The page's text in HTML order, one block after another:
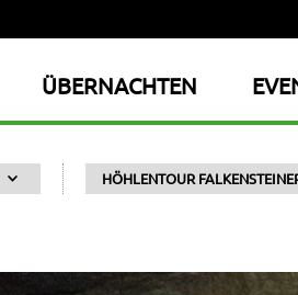
ÜBERNACHTEN
HÖHLENTOUR